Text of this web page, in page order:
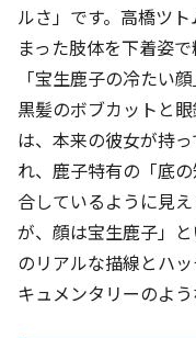
ルさ」です。高橋ツ
まった肢体を下着姿
「宝生鹿子の冷たい
黒髪のボブカットと
は、本来の彼女が持
れ、鹿子特有の「底
合しているように見
が、顔は宝生鹿子」
のリアルな描線とハ
キュメンタリーのよ